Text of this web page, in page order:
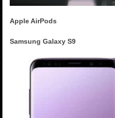
Apple AirPods
Samsung Galaxy S9